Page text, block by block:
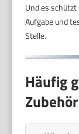
Und es
Aufgabe und
Stelle.
Häufig
Zubehör